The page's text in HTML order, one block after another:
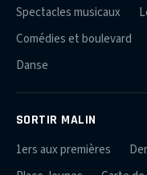
Spectacles musicaux
Comédies et boulevard
Danse
SORTIR MALIN
1ers aux premières